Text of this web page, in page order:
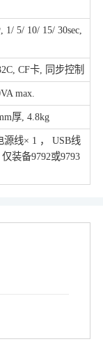
1/ 5/ 10/ 15/ 30sec,
CF卡, 同步控制
max.
厚, 4.8kg
线× 1 ， USB线
装备9792或9793